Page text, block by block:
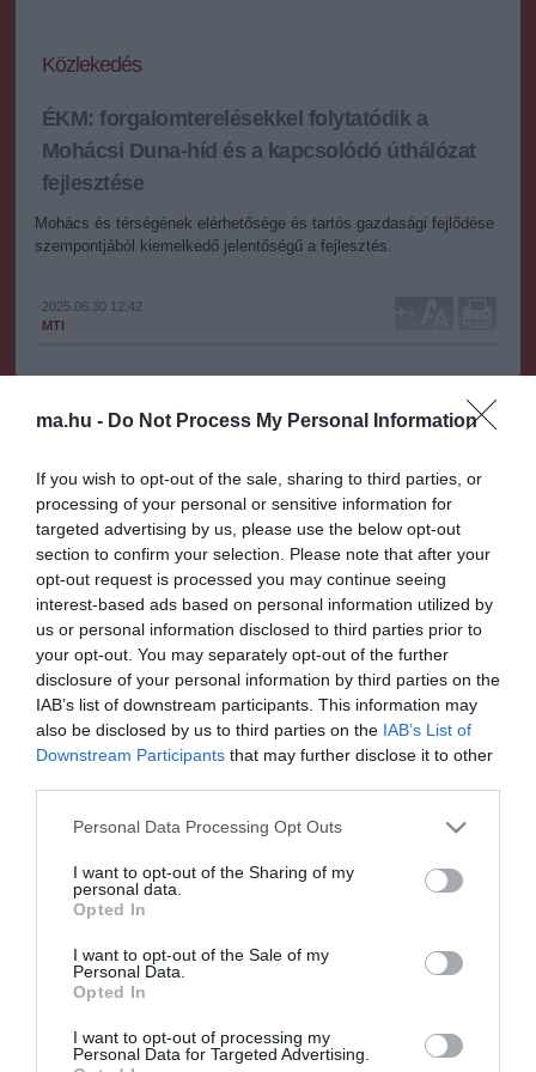
ma.hu - Do Not Process My Personal Information
If you wish to opt-out of the sale, sharing to third parties, or
processing of your personal or sensitive information for
targeted advertising by us, please use the below opt-out
section to confirm your selection. Please note that after your
opt-out request is processed you may continue seeing
interest-based ads based on personal information utilized by
us or personal information disclosed to third parties prior to
your opt-out. You may separately opt-out of the further
disclosure of your personal information by third parties on the
IAB’s list of downstream participants. This information may
also be disclosed by us to third parties on the IAB’s List of
Downstream Participants that may further disclose it to other
Please note that this website/app uses one or more Google
not limited to your visit or usage behaviour. You may click to
grant or deny consent to Google and its third-party tags to
use your data for below specified purposes in below Google
consent section.
Personal Data Processing Opt Outs
I want to opt-out of the Sharing of my
personal data.
Opted In
I want to opt-out of the Sale of my
Personal Data.
Opted In
I want to opt-out of processing my
Personal Data for Targeted Advertising.
Közlekedés
ÉKM: forgalomterelésekkel folytatódik a
Mohácsi Duna-híd és a kapcsolódó úthálózat
fejlesztése
Mohács és térségének elérhetősége és tartós gazdasági fejlődése
szempontjából kiemelkedő jelentőségű a fejlesztés.
2025.06.30 12:42
MTI
kapcsolódó úthálózat fejlesztése - közölte az Építési és
A közlemény szerint a kiemelt beruházás Magyarország egyik
leghosszabb hídjának megépítésével és a csatlakozó úthálózat
fejlesztésével az érintett régiók és kistérségek településeinek
elérhetősége szempontjából stratégiai jelentőségű, hiszen a
nehezen átjárható mohácsi területet köti be az ország közlekedési
vérkeringésébe, valamint a Duna átjárhatóságát biztosítja a helyi
és helyközi közlekedés számára.
A Mohácsi híd és a kapcsolódó úthálózat fejlesztése beruházás
kivitelezési munkálatainak folytatása során az 5121 jelű összekötő
út egy szakaszán, valamint az 56. és 57. számú főutak
csomópontjában található "Busó körforgalom" lezárása miatt
forgalomterelésekre számíthatnak a járművezetők. "Kérjük, a
forgalomterelések miatt fokozott figyelemmel közlekedjenek!" - írja
Lajos utcai vasúti átjáró és Ipari út közötti szakaszán
forgalomterelés lassíthatja a közlekedést, ahol várhatóan 2025.
megszüntetése mellett, de 2-szer 1 sávon haladhat a forgalom.
Átépítés miatt lezárják az 56. és 57. számú főutak
július 22. és szeptember 30. között. A lezárás idején az M6
autópálya felől az 57. számú főút jobbra kanyarodó ideiglenes